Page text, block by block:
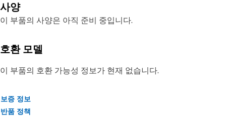
사양
이 부품의 사양은 아직 준비 중입니다.
호환 모델
이 부품의 호환 가능성 정보가 현재 없습니다.
보증 정보
반품 정책